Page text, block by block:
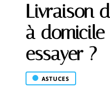
Livraison
à
essayer ?
ASTUCES